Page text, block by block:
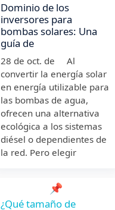
Dominio de los
inversores para
bombas solares: Una
guía de
28 de oct. de Al
convertir la energía solar
en energía utilizable para
las bombas de agua,
ofrecen una alternativa
ecológica a los sistemas
diésel o dependientes de
la red. Pero elegir
📌
¿Qué tamaño de